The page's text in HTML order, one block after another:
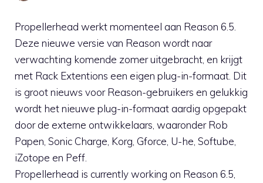
Propellerhead werkt momenteel aan Reason 6.5.
Deze nieuwe versie van Reason wordt naar
verwachting komende zomer uitgebracht, en krijgt
met Rack Extentions een eigen plug-in-formaat. Dit
is groot nieuws voor Reason-gebruikers en gelukkig
wordt het nieuwe plug-in-formaat aardig opgepakt
door de externe ontwikkelaars, waaronder Rob
Papen, Sonic Charge, Korg, Gforce, U-he, Softube,
iZotope en Peff.
Propellerhead is currently working on Reason 6.5,